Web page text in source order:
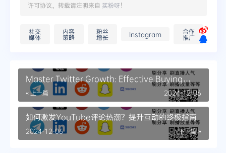
许可协议。转载请注明来自 买粉呀！
社交
媒体
内容
策略
粉丝
增长 Instagram 合作
推广
Master Twitter Growth: Effective Buying
Techniques for Followers
« 上一篇 2024-12-06
如何激发YouTube评论热潮？提升互动的终极指南
下一篇 »
2024-12-06